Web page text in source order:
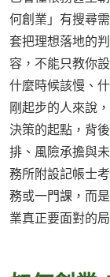
何創業」有搜尋
套把理想落地的
容，不能只教你
什麼時候該慢、
剛起步的人來說
決策的起點，背
排、風險承擔與
務所附設記帳士
務或一門課，而
業真正要面對的